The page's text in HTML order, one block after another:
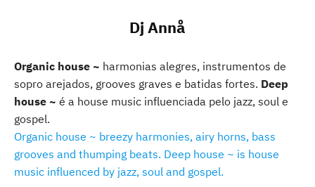
Dj Annå
Organic house ~ harmonias alegres, instrumentos de
sopro arejados, grooves graves ​​e batidas fortes. Deep
house ~ é a house music influenciada pelo jazz, soul e
gospel.
Organic house ~ breezy harmonies, airy horns, bass
grooves and thumping beats. Deep house ~ is house
music influenced by jazz, soul and gospel.